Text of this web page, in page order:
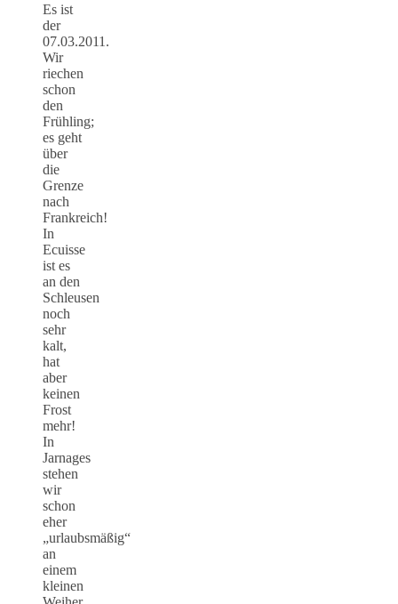
Es ist
der
07.03.2011.
Wir
riechen
schon
den
Frühling;
es geht
über
die
Grenze
nach
Frankreich!
In
Ecuisse
ist es
an den
Schleusen
noch
sehr
kalt,
hat
aber
keinen
Frost
mehr!
In
Jarnages
stehen
wir
schon
eher
„urlaubsmäßig“
an
einem
kleinen